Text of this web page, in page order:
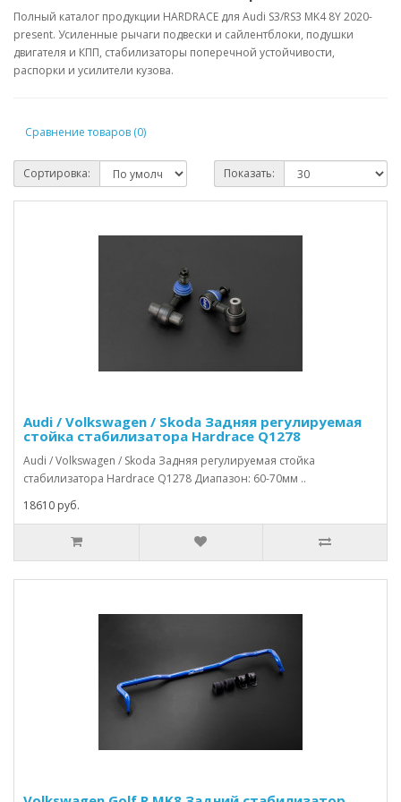
Полный каталог продукции HARDRACE для Audi S3/RS3 MK4 8Y 2020-
present. Усиленные рычаги подвески и сайлентблоки, подушки
двигателя и КПП, стабилизаторы поперечной устойчивости,
распорки и усилители кузова.
Сравнение товаров (0)
Сортировка: Показать:
Audi / Volkswagen / Skoda Задняя регулируемая
стойка стабилизатора Hardrace Q1278
Audi / Volkswagen / Skoda Задняя регулируемая стойка
стабилизатора Hardrace Q1278 Диапазон: 60-70мм ..
18610 руб.